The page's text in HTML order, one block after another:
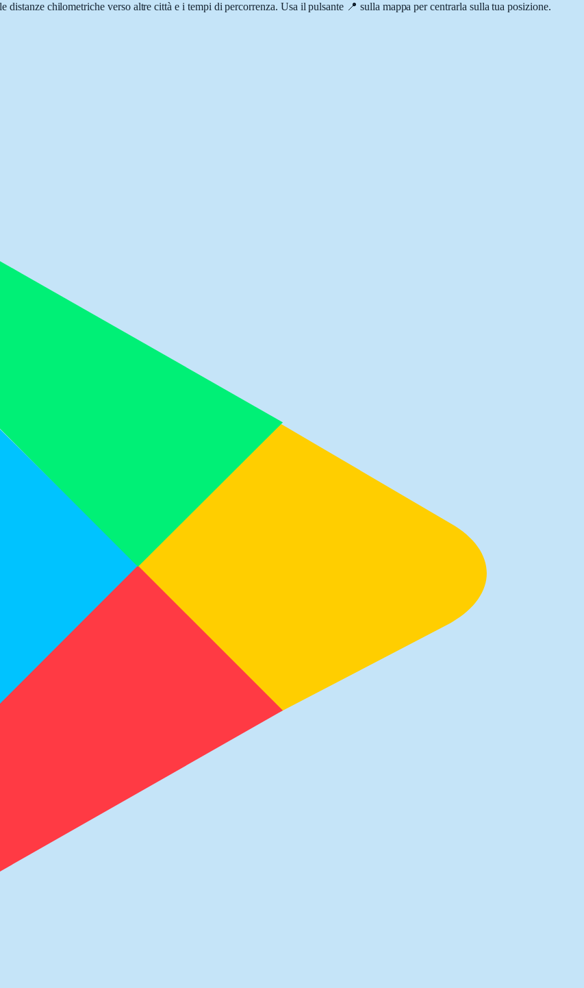
distanze chilometriche verso altre città e i tempi di percorrenza. Usa il pulsante 📍 sulla mappa per centrarla sulla tua posizione.